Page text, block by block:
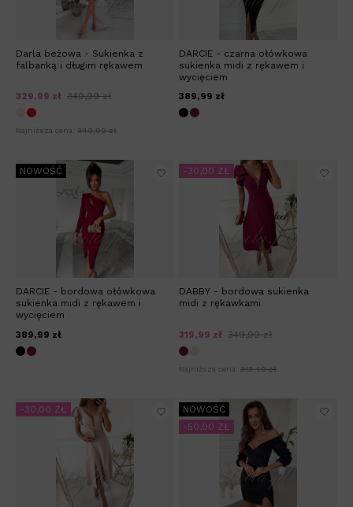
Darla beżowa - Sukienka z
falbanką i długim rękawem
329,99 zł 349,99 zł
Najniższa cena: 349,99 zł
DARCIE - czarna ołówkowa
sukienka midi z rękawem i
wycięciem
389,99 zł
DARCIE - bordowa ołówkowa
sukienka midi z rękawem i
wycięciem
389,99 zł
NOWOŚĆ
DABBY - bordowa sukienka
midi z rękawkami
319,99 zł 349,99 zł
Najniższa cena: 313,49 zł
-30,00 ZŁ
-30,00 ZŁ
NOWOŚĆ
-50,00 ZŁ